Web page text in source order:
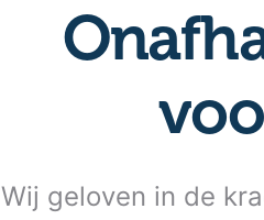
Wij geloven in de